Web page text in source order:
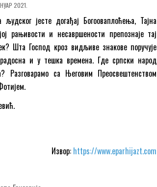
2021.
јесте догађај Богооваплоћења, Тајна
рањивости и несавршености препознаје тај
Шта Господ кроз видљиве знакове поручује
и у тешка времена. Где српски народ
Разговарамо са Његовим Преосвештенством
Извор: https://www.eparhijazt.com